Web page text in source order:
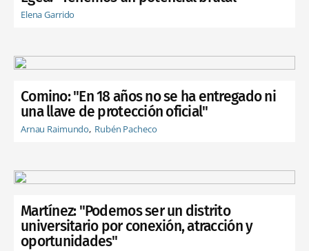
Elena Garrido
Comino: "En 18 años no se ha entregado ni
una llave de protección oficial"
Arnau Raimundo Rubén Pacheco
Martínez: "Podemos ser un distrito
universitario por conexión, atracción y
oportunidades"